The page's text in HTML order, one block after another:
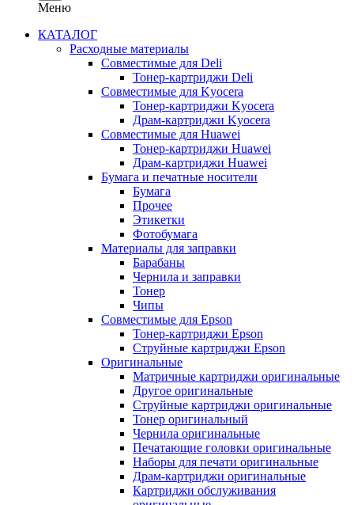
Меню
КАТАЛОГ
Расходные материалы
Совместимые для Deli
Тонер-картриджи Deli
Совместимые для Kyocera
Тонер-картриджи Kyocera
Драм-картриджи Kyocera
Совместимые для Huawei
Тонер-картриджи Huawei
Драм-картриджи Huawei
Бумага и печатные носители
Бумага
Прочее
Этикетки
Фотобумага
Материалы для заправки
Барабаны
Чернила и заправки
Тонер
Чипы
Совместимые для Epson
Тонер-картриджи Epson
Струйные картриджи Epson
Оригинальные
Матричные картриджи оригинальные
Другое оригинальные
Струйные картриджи оригинальные
Тонер оригинальный
Чернила оригинальные
Печатающие головки оригинальные
Наборы для печати оригинальные
Драм-картриджи оригинальные
Картриджи обслуживания